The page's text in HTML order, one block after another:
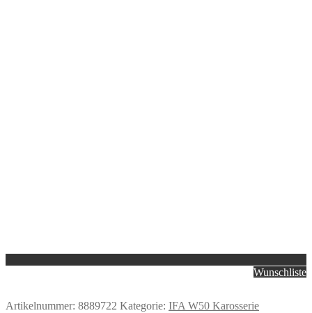
Wunschliste
Artikelnummer: 8889722 Kategorie: IFA W50 Karosserie